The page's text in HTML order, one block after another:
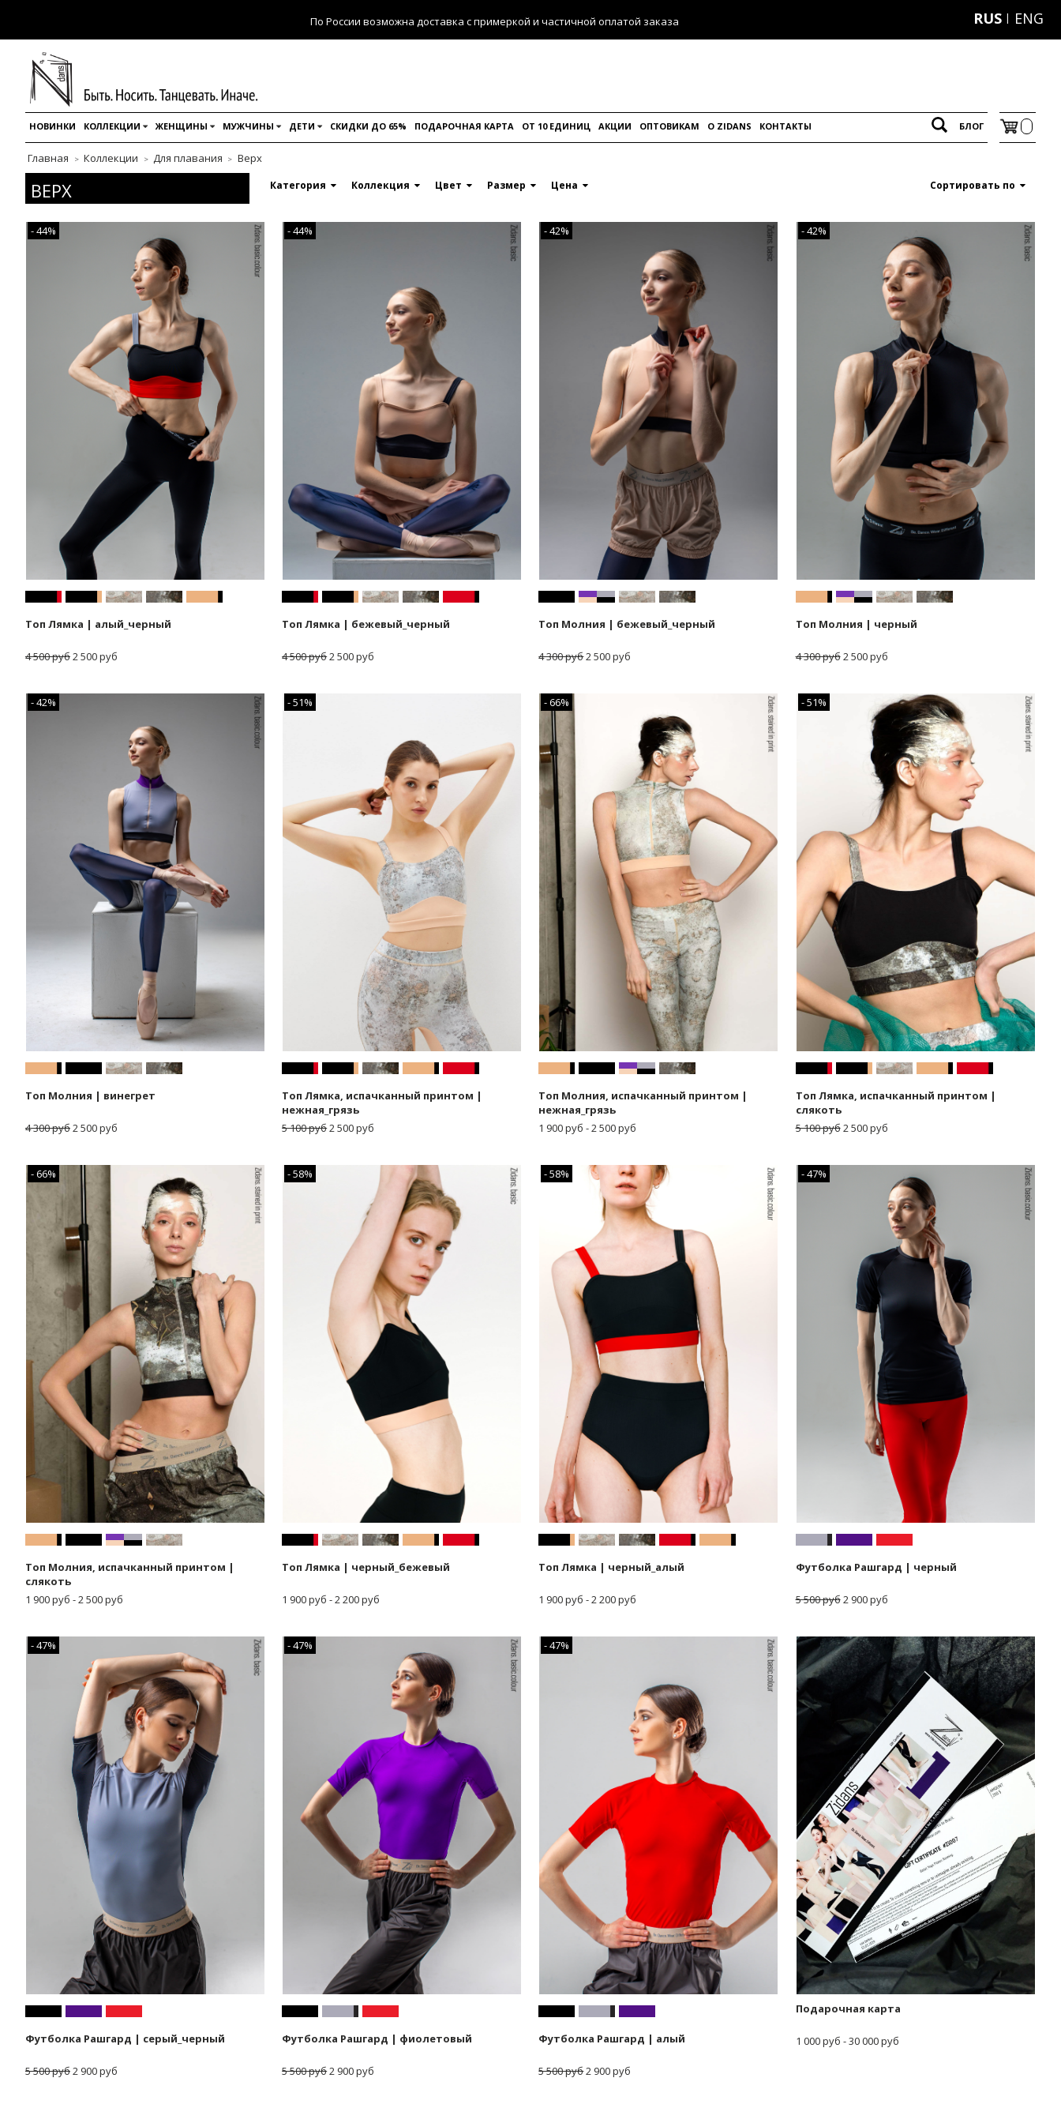
По России возможна доставка с примеркой и частичной оплатой заказа RUS ENG
НОВИНКИ КОЛЛЕКЦИИ ЖЕНЩИНЫ МУЖЧИНЫ ДЕТИ СКИДКИ ДО 65% ПОДАРОЧНАЯ КАРТА ОТ 10 ЕДИНИЦ АКЦИИ ОПТОВИКАМ O ZIDANS КОНТАКТЫ БЛОГ
Главная Коллекции Для плавания Верх
ВЕРХ Категория Коллекция Цвет Размер Цена Сортировать по
- 44%
Топ Лямка | алый_черный
4 500 руб2 500 руб
- 44%
Топ Лямка | бежевый_черный
4 500 руб2 500 руб
- 42%
Топ Молния | бежевый_черный
4 300 руб2 500 руб
- 42%
Топ Молния | черный
4 300 руб2 500 руб
- 42%
Топ Молния | винегрет
4 300 руб2 500 руб
- 51%
Топ Лямка, испачканный принтом |
нежная_грязь
5 100 руб2 500 руб
- 66%
Топ Молния, испачканный принтом |
нежная_грязь
1 900 руб - 2 500 руб
- 51%
Топ Лямка, испачканный принтом |
слякоть
5 100 руб2 500 руб
- 66%
Топ Молния, испачканный принтом |
слякоть
1 900 руб - 2 500 руб
- 58%
Топ Лямка | черный_бежевый
1 900 руб - 2 200 руб
- 58%
Топ Лямка | черный_алый
1 900 руб - 2 200 руб
- 47%
Футболка Рашгард | черный
5 500 руб2 900 руб
- 47%
Футболка Рашгард | серый_черный
5 500 руб2 900 руб
- 47%
Футболка Рашгард | фиолетовый
5 500 руб2 900 руб
- 47%
Футболка Рашгард | алый
5 500 руб2 900 руб
Подарочная карта
1 000 руб - 30 000 руб